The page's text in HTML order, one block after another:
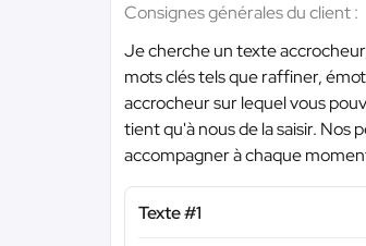
Consignes générales du client :
Je cherche un texte
mots clés tels que raffiner,
accrocheur sur lequel vous
tient qu'à nous de la saisir. Nos
accompagner à chaque
Texte #1